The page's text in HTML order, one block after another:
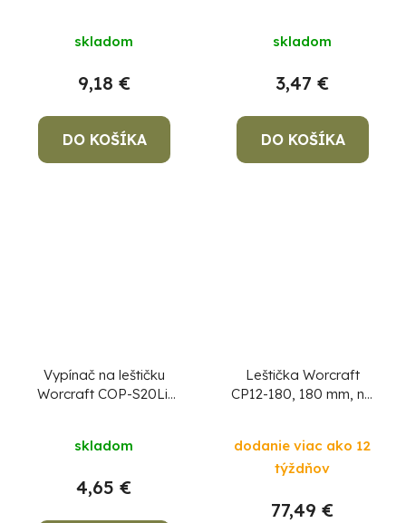
skladom
9,18 €
DO KOŠÍKA
skladom
3,47 €
DO KOŠÍKA
Vypínač na leštičku
Worcraft COP-S20Li,
skladom
4,65 €
Leštička Worcraft
CP12-180, 180 mm, na
dodanie viac ako 12
týždňov
77,49 €